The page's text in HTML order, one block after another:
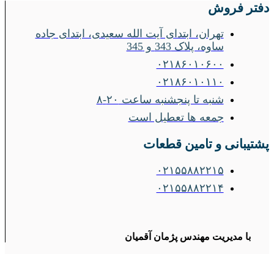
دفتر فروش
تهران، ابتدای آیت الله سعیدی، ابتدای جاده
ساوه، پلاک 343 و 345
۰۲۱۸۶۰۱۰۶۰۰
۰۲۱۸۶۰۱۰۱۱۰
شنبه تا پنجشنبه ساعت ۲۰-۸
جمعه ها تعطیل است
پشتیبانی و تامین قطعات
۰۲۱۵۵۸۸۲۲۱۵
۰۲۱۵۵۸۸۲۲۱۴
با مدیریت مهندس پژمان آقمیان